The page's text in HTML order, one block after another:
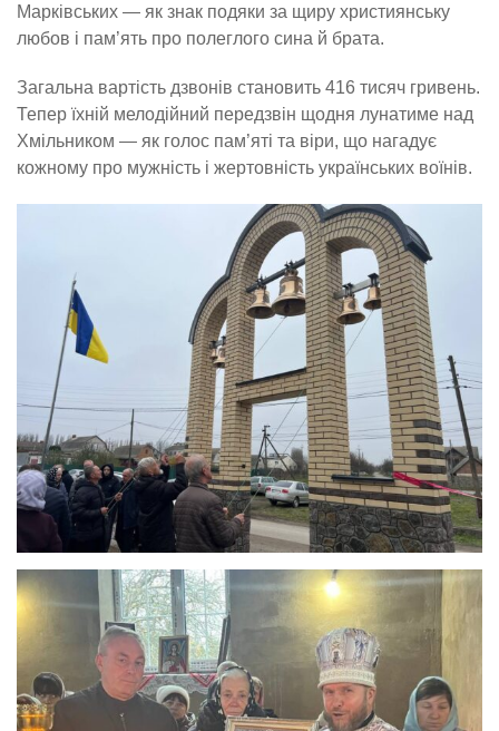
Марківських — як знак подяки за щиру християнську
любов і пам’ять про полеглого сина й брата.
Загальна вартість дзвонів становить 416 тисяч гривень.
Тепер їхній мелодійний передзвін щодня лунатиме над
Хмільником — як голос пам’яті та віри, що нагадує
кожному про мужність і жертовність українських воїнів.